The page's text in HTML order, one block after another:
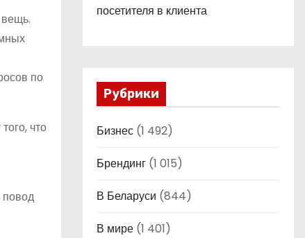
по
что
повод
посетителя в клиента
Рубрики
Бизнес (1 492)
Брендинг (1 015)
В Беларуси (844)
В мире (1 401)